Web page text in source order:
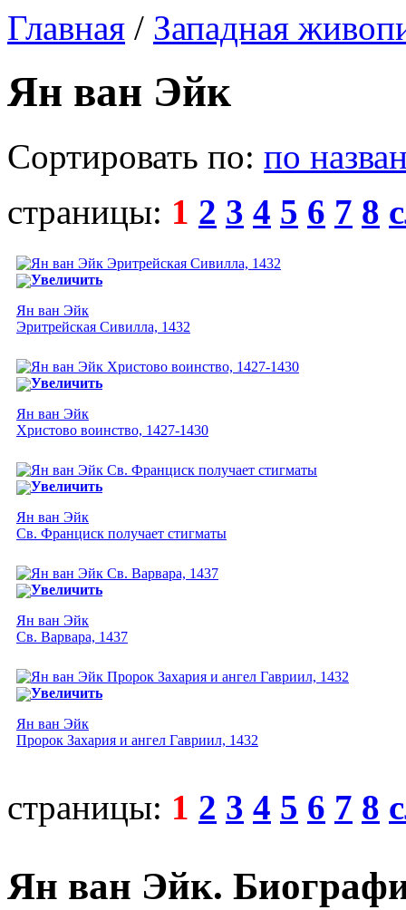
Главная / Западная
Ян ван Эйк
Сортировать по: по
страницы: 1 2 3 4 5 6 7 8
Увеличить
Ян ван Эйк
Эритрейская Сивилла, 1432
Увеличить
Ян ван Эйк
Христово воинство, 1427-1430
Увеличить
Ян ван Эйк
Св. Франциск получает стигматы
Увеличить
Ян ван Эйк
Св. Варвара, 1437
Увеличить
Ян ван Эйк
Пророк Захария и ангел Гавриил, 1432
страницы: 1 2 3 4 5 6 7 8
Ян ван Эйк.